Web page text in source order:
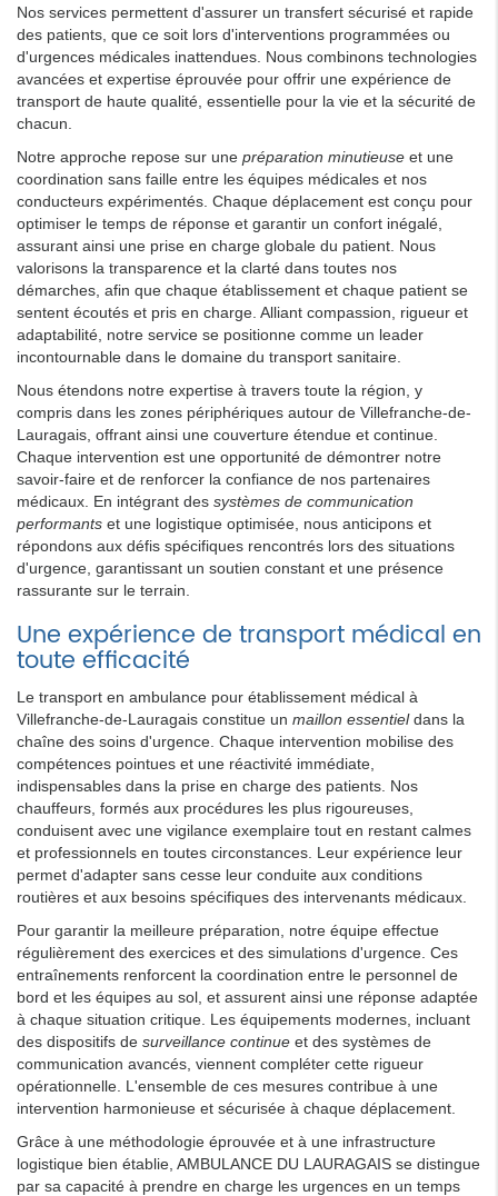
Nos services permettent d'assurer un transfert sécurisé et rapide
des patients, que ce soit lors d'interventions programmées ou
d'urgences médicales inattendues. Nous combinons technologies
avancées et expertise éprouvée pour offrir une expérience de
transport de haute qualité, essentielle pour la vie et la sécurité de
chacun.
Notre approche repose sur une préparation minutieuse et une
coordination sans faille entre les équipes médicales et nos
conducteurs expérimentés. Chaque déplacement est conçu pour
optimiser le temps de réponse et garantir un confort inégalé,
assurant ainsi une prise en charge globale du patient. Nous
valorisons la transparence et la clarté dans toutes nos
démarches, afin que chaque établissement et chaque patient se
sentent écoutés et pris en charge. Alliant compassion, rigueur et
adaptabilité, notre service se positionne comme un leader
incontournable dans le domaine du transport sanitaire.
Nous étendons notre expertise à travers toute la région, y
compris dans les zones périphériques autour de Villefranche-de-
Lauragais, offrant ainsi une couverture étendue et continue.
Chaque intervention est une opportunité de démontrer notre
savoir-faire et de renforcer la confiance de nos partenaires
médicaux. En intégrant des systèmes de communication
performants et une logistique optimisée, nous anticipons et
répondons aux défis spécifiques rencontrés lors des situations
d'urgence, garantissant un soutien constant et une présence
rassurante sur le terrain.
Une expérience de transport médical en
toute efficacité
Le transport en ambulance pour établissement médical à
Villefranche-de-Lauragais constitue un maillon essentieldans la
chaîne des soins d'urgence. Chaque intervention mobilise des
compétences pointues et une réactivité immédiate,
indispensables dans la prise en charge des patients. Nos
chauffeurs, formés aux procédures les plus rigoureuses,
conduisent avec une vigilance exemplaire tout en restant calmes
et professionnels en toutes circonstances. Leur expérience leur
permet d'adapter sans cesse leur conduite aux conditions
routières et aux besoins spécifiques des intervenants médicaux.
Pour garantir la meilleure préparation, notre équipe effectue
régulièrement des exercices et des simulations d'urgence. Ces
entraînements renforcent la coordination entre le personnel de
bord et les équipes au sol, et assurent ainsi une réponse adaptée
à chaque situation critique. Les équipements modernes, incluant
des dispositifs de surveillance continue et des systèmes de
communication avancés, viennent compléter cette rigueur
opérationnelle. L'ensemble de ces mesures contribue à une
intervention harmonieuse et sécurisée à chaque déplacement.
Grâce à une méthodologie éprouvée et à une infrastructure
logistique bien établie, AMBULANCE DU LAURAGAIS se distingue
par sa capacité à prendre en charge les urgences en un temps